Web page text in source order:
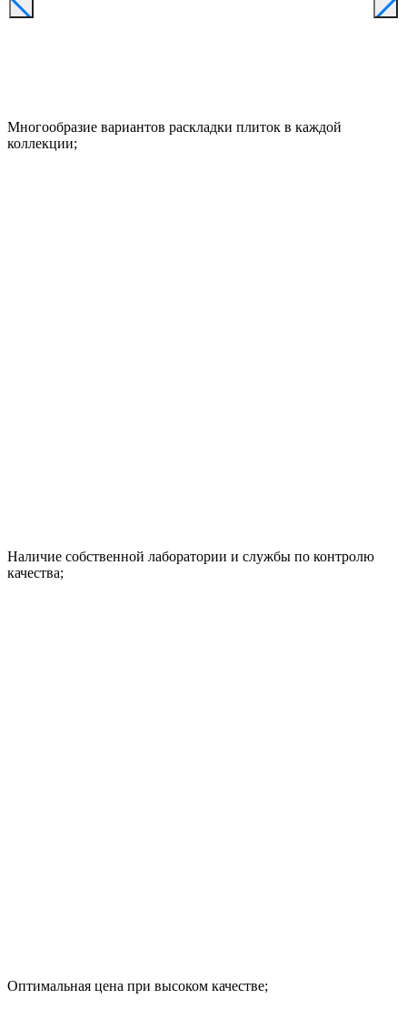
Многообразие вариантов раскладки плиток в каждой
коллекции;
Наличие собственной лаборатории и службы по контролю
качества;
Оптимальная цена при высоком качестве;